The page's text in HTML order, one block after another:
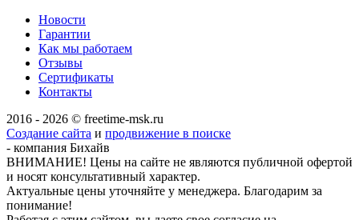
Новости
Гарантии
Как мы работаем
Отзывы
Сертификаты
Контакты
2016 - 2026 © freetime-msk.ru
Создание сайта и продвижение в поиске
- компания Бихайв
ВНИМАНИЕ! Цены на сайте не являются публичной офертой
и носят консультативный характер.
Актуальные цены уточняйте у менеджера. Благодарим за
понимание!